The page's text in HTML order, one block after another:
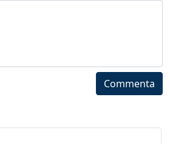
Commenta